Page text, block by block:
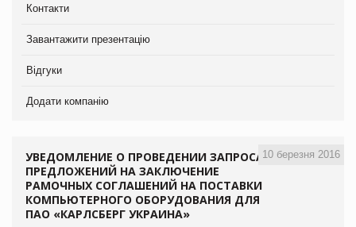
Контакти
Завантажити презентацію
Відгуки
Додати компанію
10 березня 2016
УВЕДОМЛЕНИЕ О ПРОВЕДЕНИИ ЗАПРОСА
ПРЕДЛОЖЕНИЙ НА ЗАКЛЮЧЕНИЕ
РАМОЧНЫХ СОГЛАШЕНИЙ НА ПОСТАВКИ
КОМПЬЮТЕРНОГО ОБОРУДОВАНИЯ ДЛЯ
ПАО «КАРЛСБЕРГ УКРАИНА»